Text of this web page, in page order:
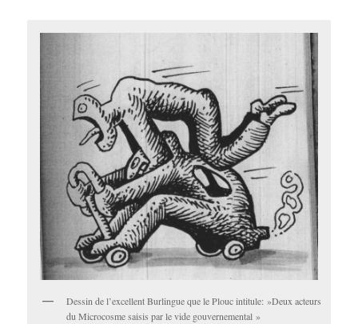
Dessin de l’excellent Burlingue que le Plouc intitule: »Deux acteurs
du Microcosme saisis par le vide gouvernemental »